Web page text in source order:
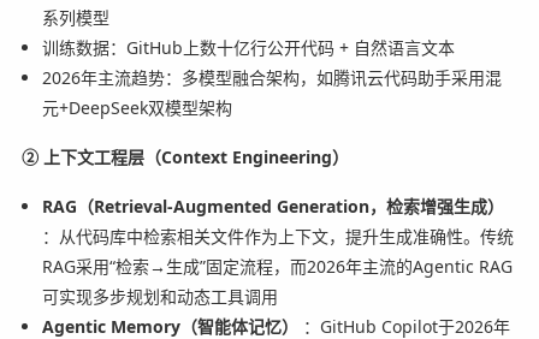
系列模型
训练数据：GitHub上数十亿行公开代码 + 自然语言文本
2026年主流趋势：多模型融合架构，如腾讯云代码助手采用混
元+DeepSeek双模型架构
② 上下文工程层（Context Engineering）
RAG（Retrieval-Augmented Generation，检索增强生成）
：从代码库中检索相关文件作为上下文，提升生成准确性。传统
RAG采用“检索→生成”固定流程，而2026年主流的Agentic RAG
可实现多步规划和动态工具调用
Agentic Memory（智能体记忆）
：GitHub Copilot于2026年